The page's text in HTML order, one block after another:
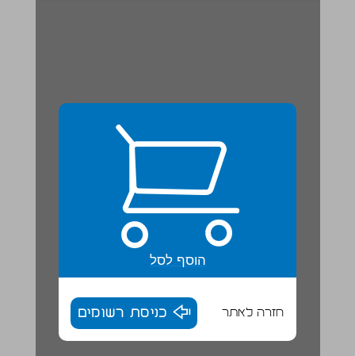
הוסף לסל
חזרה לאתר כניסת רשומים